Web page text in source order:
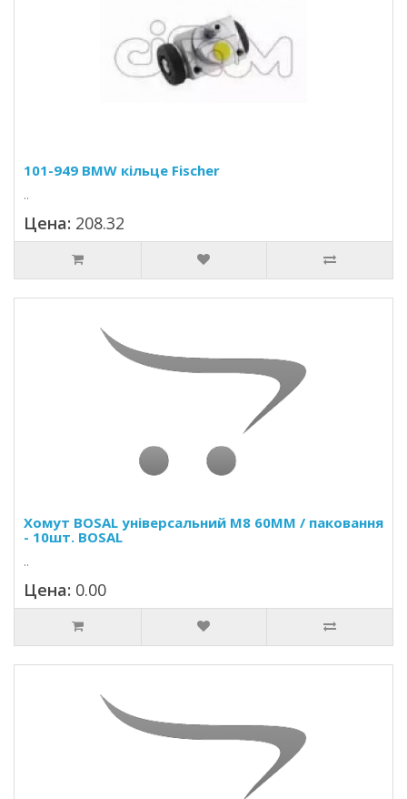
101-949 BMW кільце Fischer
..
Цена: 208.32
Хомут BOSAL універсальний M8 60MM / паковання
- 10шт. BOSAL
..
Цена: 0.00